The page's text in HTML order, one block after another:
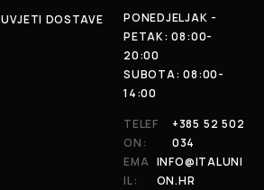
UVJETI DOSTAVE
PONEDJELJAK -
PETAK: 08:00-
20:00
SUBOTA: 08:00-
14:00
TELEF
ON:
+385 52 502
034
EMA
IL:
INFO@ITALUNI
ON.HR